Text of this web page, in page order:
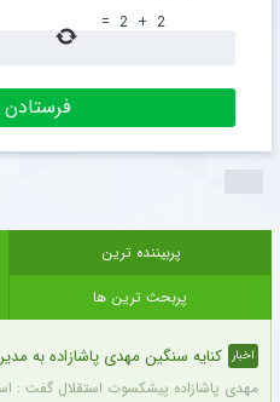
2
+
2
=
پربیننده ترین
پربحث ترین ها
اخبار کنایه سنگین مهدی پاشازاده به
مهدی پاشازاده پیشکسوت استقلال گفت :